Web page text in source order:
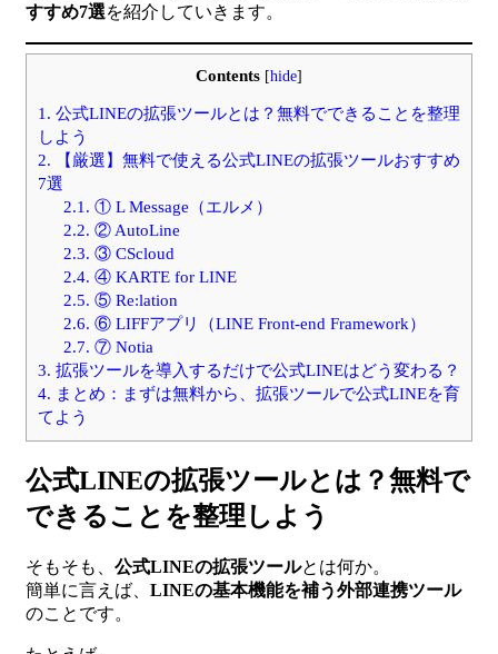
すすめ7選を紹介していきます。
Contents [hide]
1. 公式LINEの拡張ツールとは？無料でできることを整理
しよう
2. 【厳選】無料で使える公式LINEの拡張ツールおすすめ
7選
2.1. ① L Message（エルメ）
2.2. ② AutoLine
2.3. ③ CScloud
2.4. ④ KARTE for LINE
2.5. ⑤ Re:lation
2.6. ⑥ LIFFアプリ（LINE Front-end Framework）
2.7. ⑦ Notia
3. 拡張ツールを導入するだけで公式LINEはどう変わる？
4. まとめ：まずは無料から、拡張ツールで公式LINEを育
てよう
公式LINEの拡張ツールとは？無料で
できることを整理しよう
そもそも、 公式LINEの拡張ツールとは何か。
簡単に言えば、 LINEの基本機能を補う外部連携ツール
のことです。